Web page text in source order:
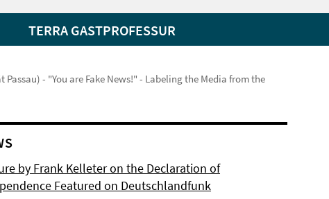
TERRA GASTPROFESSUR
- "You are Fake News!" - Labeling the Media from the
by Frank Kelleter on the Declaration of
Featured on Deutschlandfunk